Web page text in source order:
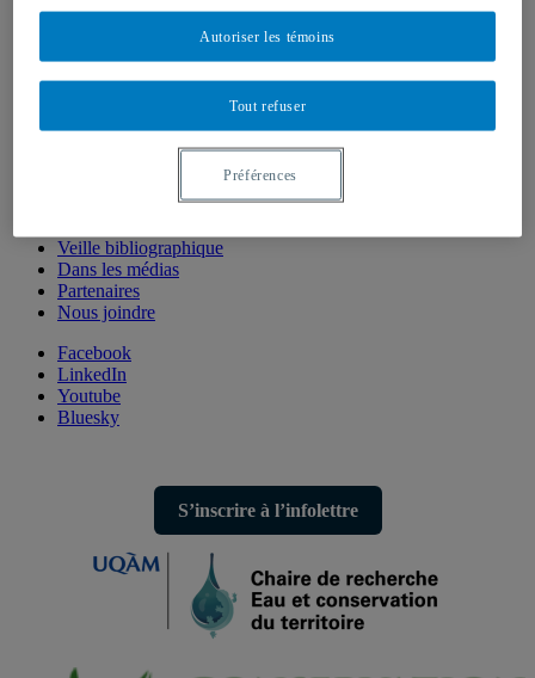
Blogue
Outils
Fiches synthèses de projets
Veille bibliographique
Dans les médias
Partenaires
Nous joindre
Facebook
LinkedIn
Youtube
Bluesky
S’inscrire à l’infolettre
Tout refuser
Autoriser les témoins
Préférences